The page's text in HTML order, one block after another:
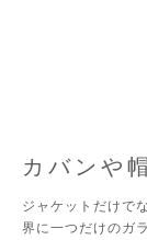
カバンや
ジャケットだけで
界に一つだけのガ